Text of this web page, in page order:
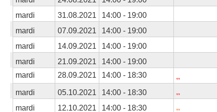
mardi
31.08.2021
14:00 - 19:00
mardi
07.09.2021
14:00 - 19:00
mardi
14.09.2021
14:00 - 19:00
mardi
21.09.2021
14:00 - 19:00
mardi
28.09.2021 14:00 - 18:30
**
mardi 05.10.2021 14:00 - 18:30 **
mardi 12.10.2021 14:00 - 18:30 **